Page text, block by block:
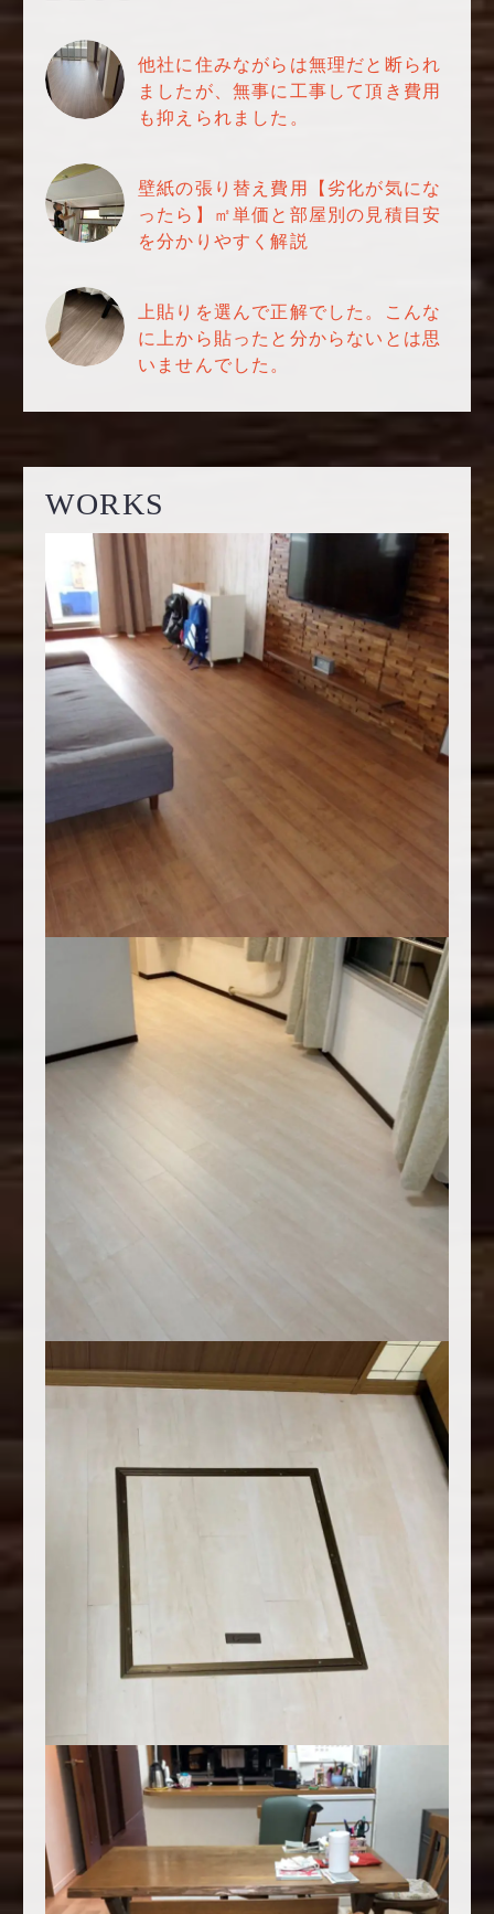
他社に住みながらは無理だと断られ
ましたが、無事に工事して頂き費用
も抑えられました。
壁紙の張り替え費用【劣化が気にな
ったら】㎡単価と部屋別の見積目安
を分かりやすく解説
上貼りを選んで正解でした。こんな
に上から貼ったと分からないとは思
いませんでした。
WORKS